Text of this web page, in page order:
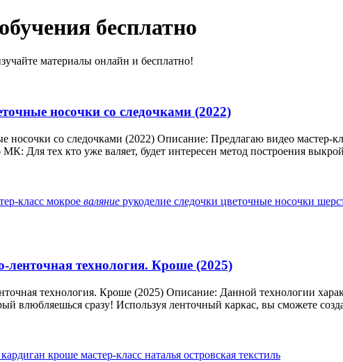
бесплатно
материалы онлайн и бесплатно!
носочки со следочками (2022)
носочки со следочками (2022) Описание: Предлагаю видео мастер-
Для тех кто уже валяет, будет интересен метод построения
класс мокрое валяние рукоделие следочки цветочные носочки
ленточная технология. Кроше (2025)
технология. Кроше (2025) Описание: Данной технологии
влюбляешься сразу! Используя ленточный каркас, вы сможете
кардиган кроше мастер-класс наталья островская текстиль